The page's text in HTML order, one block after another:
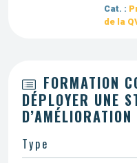
Cat. :
de la
FORMATION
DÉPLOYER UNE
Type